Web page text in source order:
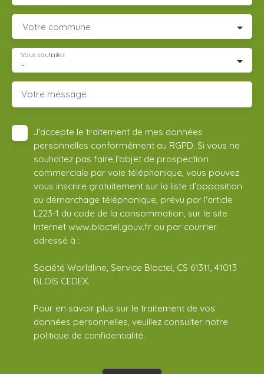
Votre commune
-
Vous souhaitez
Votre message
J'accepte le traitement de mes données
personnelles conformément au RGPD. Si vous ne
souhaitez pas faire l'objet de prospection
commerciale par voie téléphonique, vous pouvez
vous inscrire gratuitement sur la liste d'opposition
au démarchage téléphonique, prévu par l'article
L223-1 du code de la consommation, sur le site
Internet www.bloctel.gouv.fr ou par courrier
adressé à :
Société Worldline, Service Bloctel, CS 61311, 41013
BLOIS CEDEX.
Pour en savoir plus sur le traitement de vos
données personnelles, veuillez consulter notre
politique de confidentialité.